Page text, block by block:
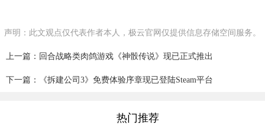
声明：此文观点仅代表作者本人，极云官网仅提供信息存储空间服务。
上一篇：回合战略类肉鸽游戏《神骰传说》现已正式推出
下一篇：《拆建公司3》免费体验序章现已登陆Steam平台
热门推荐